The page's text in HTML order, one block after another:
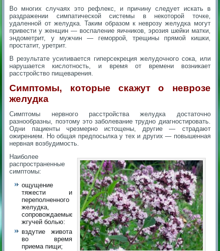
Во многих случаях это рефлекс, и причину следует искать в
раздражении симпатической системы в ​​некоторой точке,
удаленной от желудка. Таким образом к неврозу желудка могут
привести у женщин — воспаление яичников, эрозия шейки матки,
эндометрит, у мужчин — геморрой, трещины прямой кишки,
простатит, уретрит.
В результате усиливается гиперсекреция желудочного сока, или
нарушается кислотность, и время от времени возникает
расстройство пищеварения.
Симптомы, которые скажут о неврозе
желудка
Симптомы нервного расстройства желудка достаточно
разнообразны, поэтому это заболевание трудно диагностировать.
Одни пациенты чрезмерно истощены, другие — страдают
ожирением. Но общая предпосылка у тех и других — повышенная
нервная возбудимость.
Наиболее
распространенные
симптомы:
ощущение
тяжести и
переполненного
желудка,
сопровождаемые
жгучей болью:
вздутие живота
во время
приема пищи;